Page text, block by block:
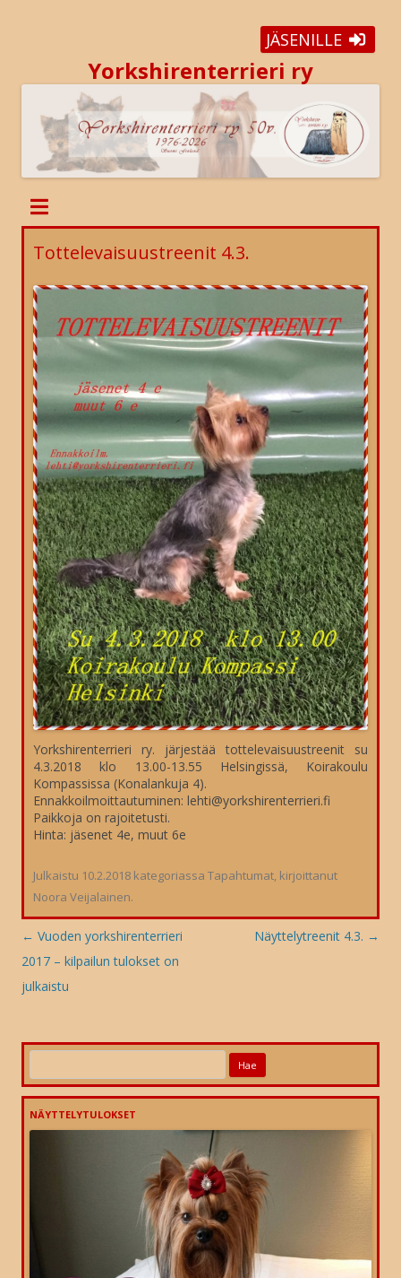
JÄSENILLE
Yorkshirenterrieri ry
Tottelevaisuustreenit 4.3.
Yorkshirenterrieri ry. järjestää tottelevaisuustreenit su
4.3.2018 klo 13.00-13.55 Helsingissä, Koirakoulu
Kompassissa (Konalankuja 4).
Ennakkoilmoittautuminen: lehti@yorkshirenterrieri.fi
Paikkoja on rajoitetusti.
Hinta: jäsenet 4e, muut 6e
Julkaistu 10.2.2018 kategoriassa Tapahtumat, kirjoittanut
Noora Veijalainen.
Artikkelien
selaus
← Vuoden yorkshirenterrieri
2017 – kilpailun tulokset on
julkaistu
Näyttelytreenit 4.3. →
NÄYTTELYTULOKSET